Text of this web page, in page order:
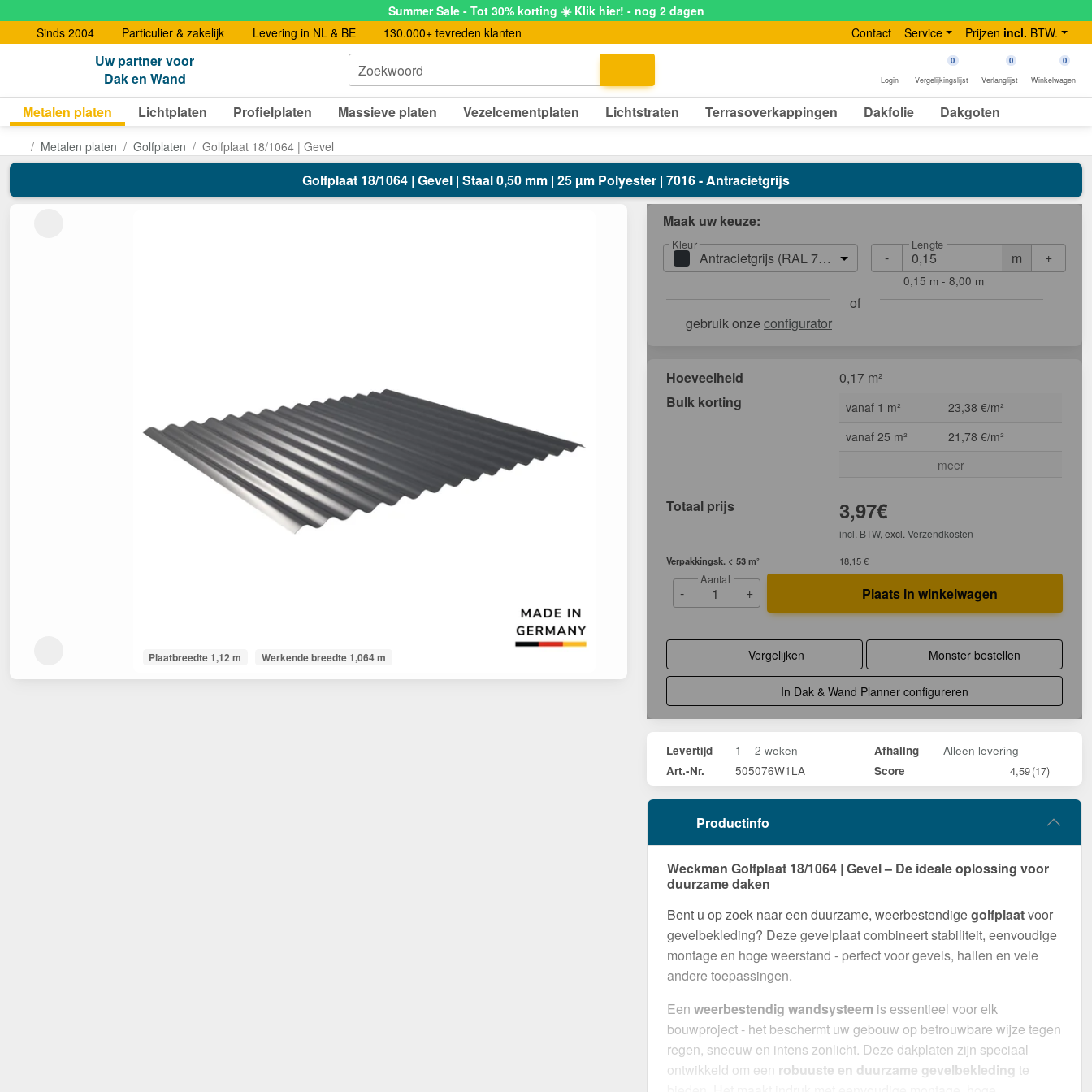
Summer Sale - Tot 30% korting ☀️ Klik hier! - nog 2 dagen
Sinds 2004
Particulier & zakelijk Levering in NL & BE 130.000+ tevreden klanten Contact Service Prijzen incl. BTW.
Uw partner voor
Dak en Wand
Zoekwoord
Login
0
Vergelijkingslijst
0
Verlanglijst
0
Winkelwagen
Metalen platen Lichtplaten Profielplaten Massieve platen Vezelcementplaten Lichtstraten Terrasoverkappingen Dakfolie Dakgoten
Metalen platen Golfplaten Golfplaat 18/1064 | Gevel
Golfplaat 18/1064 | Gevel | Staal 0,50 mm | 25 µm Polyester | 7016 - Antracietgrijs
Plaatbreedte 1,12 m Werkende breedte 1,064 m
Maak uw keuze:
Kleur
Antracietgrijs (RAL 7016) - m
Lengte
+
0,15 m - 8,00 m
of
gebruik onze configurator
Hoeveelheid
0,17 m²
Bulk korting
vanaf 1 m²
23,38 €/m²
vanaf 25 m²
21,78 €/m²
meer
Totaal prijs 3,97€
incl. BTW, excl.Verzendkosten
Verpakkingsk. < 53 m² 18,15 €
-
Aantal
+ Plaats in winkelwagen
Vergelijken Monster bestellen
In Dak & Wand Planner configureren
Levertijd 1 – 2 weken Afhaling Alleen levering
Art.-Nr. 505076W1LA Score 4,59(17)
Productinfo
Weckman Golfplaat 18/1064 | Gevel – De ideale oplossing voor
duurzame daken
Bent u op zoek naar een duurzame, weerbestendigegolfplaatvoor
gevelbekleding? Deze gevelplaat combineert stabiliteit, eenvoudige
montage en hoge weerstand - perfect voor gevels, hallen en vele
andere toepassingen.
Een weerbestendig wandsysteem is essentieel voor elk
bouwproject - het beschermt uw gebouw op betrouwbare wijze tegen
regen, sneeuw en intens zonlicht. Deze dakplaten zijn speciaal
ontwikkeld om een robuuste en duurzame gevelbekleding te